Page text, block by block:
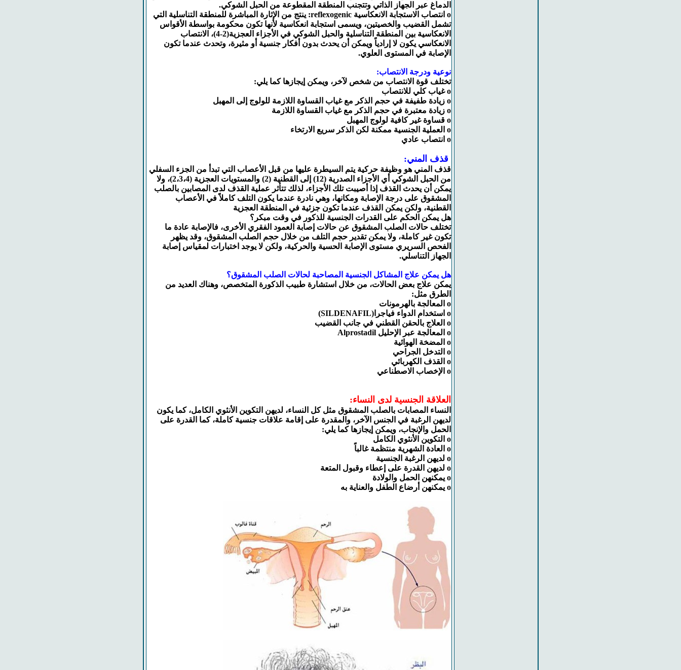
الدماغ عبر الجهاز الذاتي وتتجنب المنطقة المقطوعة من الحبل الشوكي.
o انتصاب الاستجابة الانعكاسية reflexogenic: ينتج من الإثارة المباشرة للمنطقة التناسلية التي
تشمل القضيب والخصيتين، ويسمى استجابة انعكاسية لأنها تكون محكومة بواسطة الأقواس
الانعكاسية بين المنطقة التناسلية والحبل الشوكي في الأجزاء العجزية(2-4)، الانتصاب
الانعكاسي يكون لا إرادياً ويمكن أن يحدث بدون أفكار جنسية أو مثيرة، وتحدث عندما تكون
الإصابة في المستوى العلوي.
نوعية ودرجة الانتصاب:
تختلف قوة الانتصاب من شخص لآخر، ويمكن إيجازها كما يلي:
o غياب كلي للانتصاب
o زيادة طفيفة في حجم الذكر مع غياب القساوة اللازمة للولوج إلى المهبل
o زيادة معتبرة في حجم الذكر مع غياب القساوة اللازمة
o قساوة غير كافية لولوج المهبل
o العملية الجنسية ممكنة لكن الذكر سريع الارتخاء
o انتصاب عادي
قذف المني:
قذف المني هو وظيفة حركية يتم السيطرة عليها من قبل الأعصاب التي تبدأ من الجزء السفلي
من الحبل الشوكي أي الأجزاء الصدرية (12) إلى القطنية (2) والمستويات العجزية (2،3،4)، ولا
يمكن أن يحدث القذف إذا أصيبت تلك الأجزاء، لذلك تتأثر عملية القذف لدى المصابين بالصلب
المشقوق على درجة الإصابة ومكانها، وهي نادرة عندما يكون التلف كاملاً في الأعصاب
القطنية، ولكن يمكن القذف عندما تكون جزئية في المنطقة العجزية
هل يمكن الحكم على القدرات الجنسية للذكور في وقت مبكر؟
تختلف حالات الصلب المشقوق عن حالات إصابة العمود الفقري الأخرى، فالإصابة عادة ما
تكون غير كاملة، ولا يمكن تقدير حجم التلف من خلال حجم الصلب المشقوق، وقد يظهر
الفحص السريري مستوى الإصابة الحسية والحركية، ولكن لا يوجد اختبارات لمقياس إصابة
الجهاز التناسلي.
هل يمكن علاج المشاكل الجنسية المصاحبة لحالات الصلب المشقوق؟
يمكن علاج بعض الحالات، من خلال استشارة طبيب الذكورة المتخصص، وهناك العديد من
الطرق مثل:
o المعالجة بالهرمونات
o استخدام الدواء فياجرا(SILDENAFIL)
o العلاج بالحقن القطني في جانب القضيب
o المعالجة عبر الإحليل Alprostadil
o المضخة الهوائية
o التدخل الجراحي
o القذف الكهربائي
o الإخصاب الاصطناعي
العلاقة الجنسية لدى النساء:
النساء المصابات بالصلب المشقوق مثل كل النساء، لديهن التكوين الأنثوي الكامل، كما يكون
لديهن الرغبة في الجنس الآخر، والمقدرة على إقامة علاقات جنسية كاملة، كما القدرة على
الحمل والإنجاب، ويمكن إيجازها كما يلي:
o التكوين الأنثوي الكامل
o العادة الشهرية منتظمة غالباً
o لديهن الرغبة الجنسية
o لديهن القدرة على إعطاء وقبول المتعة
o يمكنهن الحمل والولادة
o يمكنهن أرضاع الطفل والعناية به